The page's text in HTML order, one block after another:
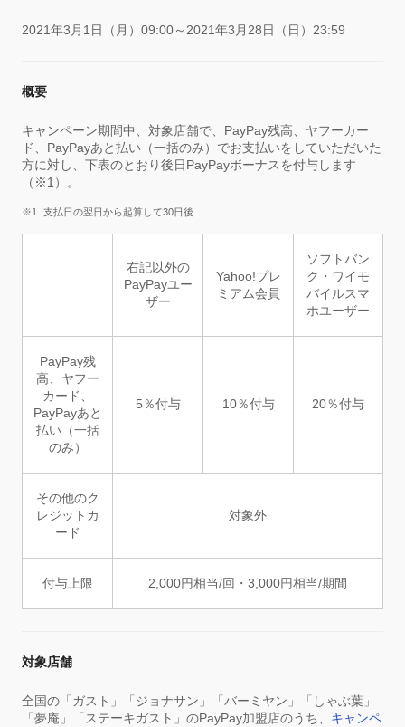
2021年3月1日（月）09:00～2021年3月28日（日）23:59
概要
キャンペーン期間中、対象店舗で、PayPay残高、ヤフーカー
ド、PayPayあと払い（一括のみ）でお支払いをしていただいた
方に対し、下表のとおり後日PayPayボーナスを付与します
（※1）。
支払日の翌日から起算して30日後
右記以外の
PayPayユー
ザー
Yahoo!プレ
ミアム会員
ソフトバン
ク・ワイモ
バイルスマ
ホユーザー
PayPay残
高、ヤフー
カード、
PayPayあと
払い（一括
のみ）
5％付与 10％付与 20％付与
その他のク
レジットカ
ード
対象外
付与上限 2,000円相当/回・3,000円相当/期間
対象店舗
全国の「ガスト」「ジョナサン」「バーミヤン」「しゃぶ葉」
「夢庵」「ステーキガスト」のPayPay加盟店のうち、 キャンペ